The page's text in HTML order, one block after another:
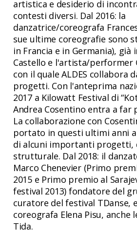
artistica e desiderio di
contesti diversi. Dal 2016: la
danzatrice/coreografa
sue ultime coreografie sono
in Francia e in Germania), già
Castello e l'artista/performer
con il quale ALDES collabora
progetti. Con l'anteprima
2017 a Kilowatt Festival di
Andrea Cosentino entra a far
La collaborazione con
portato in questi ultimi anni
di alcuni importanti progetti,
strutturale. Dal 2018: il
Marco Chenevier (Primo
2015 e Primo premio al
festival 2013) fondatore del
curatore del festival TDanse,
coreografa Elena Pisu, anche
Tida.